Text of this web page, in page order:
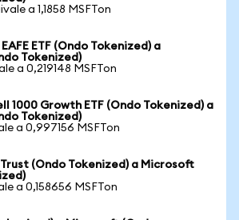
a 1,1858 MSFTon
ETF (Ondo Tokenized) a
Tokenized)
a 0,219148 MSFTon
1000 Growth ETF (Ondo Tokenized) a
Tokenized)
a 0,997156 MSFTon
(Ondo Tokenized) a Microsoft
a 0,158656 MSFTon